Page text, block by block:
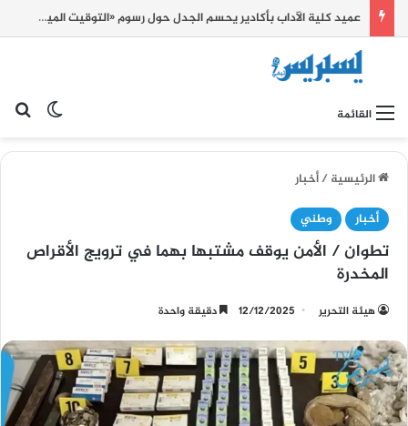
عميد كلية الآداب بأكادير يحسم الجدل حول رسوم «التوقيت الميسر»: مجانية التعليم لم تلغ
القائمة
الرئيسية/أخبار
أخبار
وطني
تطوان / الأمن يوقف مشتبها بهما في ترويج الأقراص
المخدرة
هيئة التحرير 12/12/2025 دقيقة واحدة